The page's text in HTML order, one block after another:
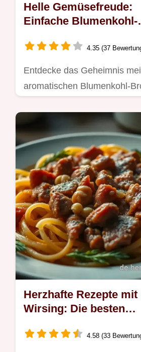
Helle Gemüsefreude:
Einfache Blumenkohl-
Zitrusnote
4.35 (37
Entdecke das Geheimnis
aromatischen Blumenkohl-
Herzhafte Rezepte mit
Wirsing: Die besten
Hackfleisch 4.58 (33